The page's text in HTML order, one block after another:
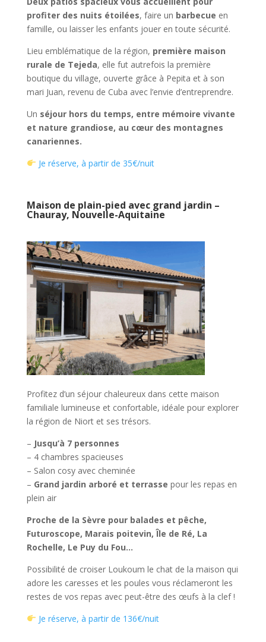
profiter des nuits étoilées, faire un barbecue en
famille, ou laisser les enfants jouer en toute sécurité.
Lieu emblématique de la région, première maison
rurale de Tejeda, elle fut autrefois la première
boutique du village, ouverte grâce à Pepita et à son
mari Juan, revenu de Cuba avec l’envie d’entreprendre.
Un séjour hors du temps, entre mémoire vivante
et nature grandiose, au cœur des montagnes
canariennes.
Je réserve, à partir de 35€/nuit
Maison de plain-pied avec grand jardin –
Chauray, Nouvelle-Aquitaine
Profitez d’un séjour chaleureux dans cette maison
familiale lumineuse et confortable, idéale pour explorer
la région de Niort et ses trésors.
– Jusqu’à 7 personnes
– 4 chambres spacieuses
– Salon cosy avec cheminée
– Grand jardin arboré et terrasse pour les repas en
plein air
Proche de la Sèvre pour balades et pêche,
Futuroscope, Marais poitevin, Île de Ré, La
Rochelle, Le Puy du Fou…
Possibilité de croiser Loukoum le chat de la maison qui
adore les caresses et les poules vous réclameront les
restes de vos repas avec peut-être des œufs à la clef !
Je réserve, à partir de 136€/nuit